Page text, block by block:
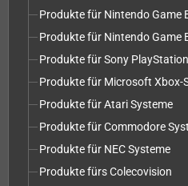
Produkte für Nintendo Game
Produkte für Nintendo Game
Produkte für Sony
Produkte für Microsoft Xbox-
Produkte für Atari Systeme
Produkte für Commodore
Produkte für NEC Systeme
Produkte fürs Colecovision